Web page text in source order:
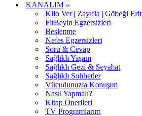
KANALIM
Kilo Ver | Zayıfla | Göbeği Erit
FitBeyin Egzersizleri
Beslenme
Nefes Egzersizleri
Soru & Cevap
Sağlıklı Yaşam
Sağlıklı Gezi & Seyahat
Sağlıklı Sohbetler
Vücudunuzla Konuşun
Nasıl Yapmalı?
Kitap Önerileri
TV Programlarım